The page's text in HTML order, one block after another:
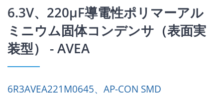
6.3V、220μF導電性ポリマーアル
ミニウム固体コンデンサ（表面実
装型） - AVEA
6R3AVEA221M0645、AP-CON SMD